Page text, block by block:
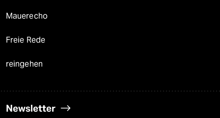
Mauerecho
Freie Rede
reingehen
Newsletter